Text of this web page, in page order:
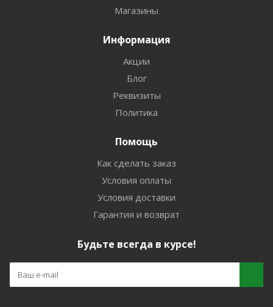
Магазины
Информация
Акции
Блог
Реквизиты
Политика
Помощь
Как сделать заказ
Условия оплаты
Условия доставки
Гарантия и возврат
Будьте всегда в курсе!